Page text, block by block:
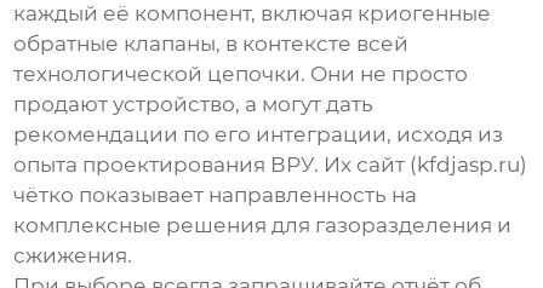
каждый её компонент, включая криогенные
обратные клапаны, в контексте всей
технологической цепочки. Они не просто
продают устройство, а могут дать
рекомендации по его интеграции, исходя из
опыта проектирования ВРУ. Их сайт ( kfdjasp.ru)
чётко показывает направленность на
комплексные решения для газоразделения и
сжижения.